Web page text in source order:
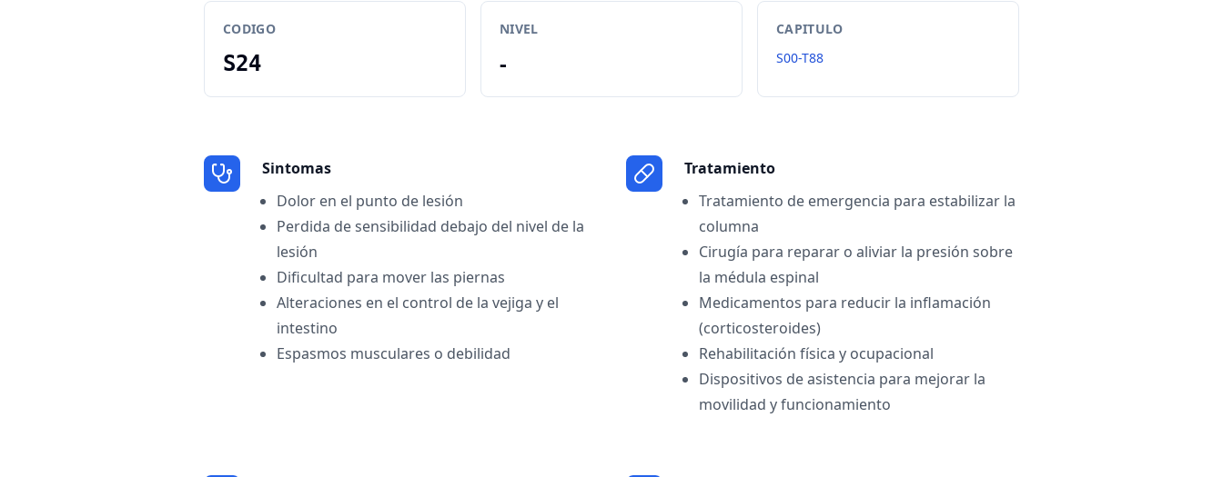
CODIGO
S24
NIVEL
-
CAPITULO
S00-T88
Sintomas
Dolor en el punto de lesión
Perdida de sensibilidad debajo del nivel de la
lesión
Dificultad para mover las piernas
Alteraciones en el control de la vejiga y el
intestino
Espasmos musculares o debilidad
Tratamiento
Tratamiento de emergencia para estabilizar la
columna
Cirugía para reparar o aliviar la presión sobre
la médula espinal
Medicamentos para reducir la inflamación
(corticosteroides)
Rehabilitación física y ocupacional
Dispositivos de asistencia para mejorar la
movilidad y funcionamiento